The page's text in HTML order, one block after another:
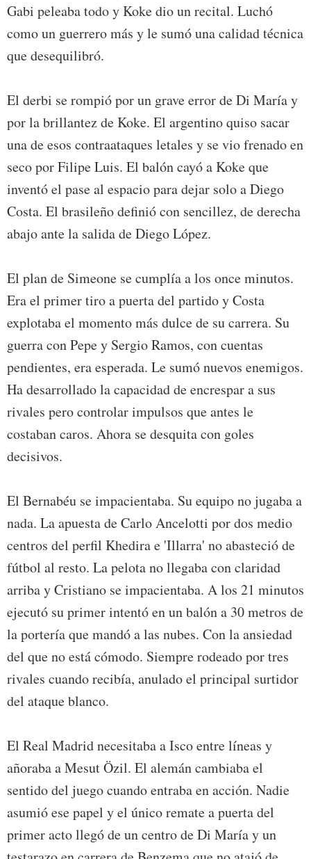
Gabi peleaba todo y Koke dio un recital. Luchó
como un guerrero más y le sumó una calidad técnica
que desequilibró.
El derbi se rompió por un grave error de Di María y
por la brillantez de Koke. El argentino quiso sacar
una de esos contraataques letales y se vio frenado en
seco por Filipe Luis. El balón cayó a Koke que
inventó el pase al espacio para dejar solo a Diego
Costa. El brasileño definió con sencillez, de derecha
abajo ante la salida de Diego López.
El plan de Simeone se cumplía a los once minutos.
Era el primer tiro a puerta del partido y Costa
explotaba el momento más dulce de su carrera. Su
guerra con Pepe y Sergio Ramos, con cuentas
pendientes, era esperada. Le sumó nuevos enemigos.
Ha desarrollado la capacidad de encrespar a sus
rivales pero controlar impulsos que antes le
costaban caros. Ahora se desquita con goles
decisivos.
El Bernabéu se impacientaba. Su equipo no jugaba a
nada. La apuesta de Carlo Ancelotti por dos medio
centros del perfil Khedira e 'Illarra' no abasteció de
fútbol al resto. La pelota no llegaba con claridad
arriba y Cristiano se impacientaba. A los 21 minutos
ejecutó su primer intentó en un balón a 30 metros de
la portería que mandó a las nubes. Con la ansiedad
del que no está cómodo. Siempre rodeado por tres
rivales cuando recibía, anulado el principal surtidor
del ataque blanco.
El Real Madrid necesitaba a Isco entre líneas y
añoraba a Mesut Özil. El alemán cambiaba el
sentido del juego cuando entraba en acción. Nadie
asumió ese papel y el único remate a puerta del
primer acto llegó de un centro de Di María y un